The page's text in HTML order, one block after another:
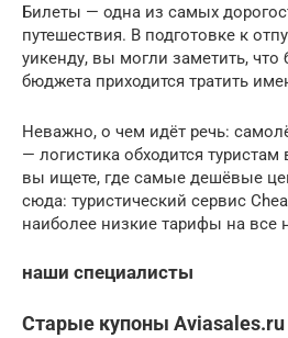
Билеты — одна из самых
путешествия. В подготовке к
уикенду, вы могли заметить,
бюджета приходится тратить
Неважно, о чем идёт речь:
— логистика обходится
вы ищете, где самые дешёвые
сюда: туристический сервис
наиболее низкие тарифы на все
наши специалисты
Старые купоны Aviasales.ru